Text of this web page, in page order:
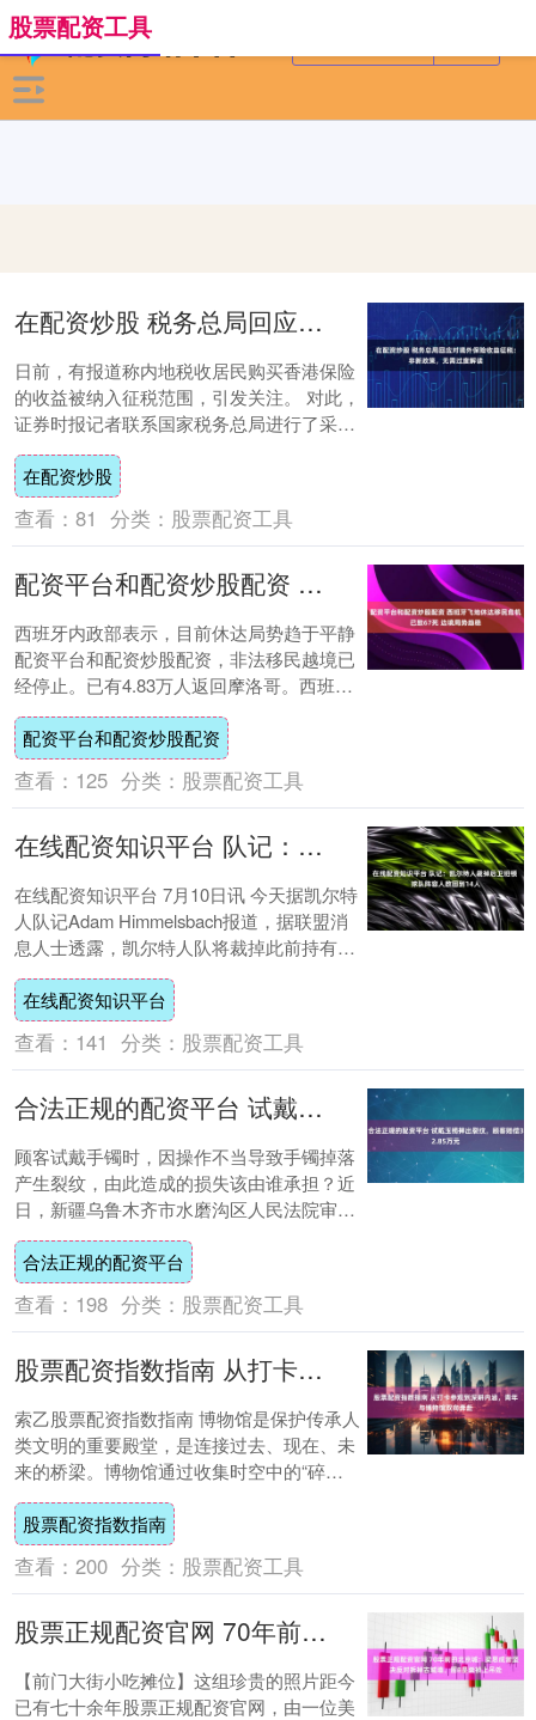
股票配资工具
在配资炒股 税务总局回应对境外保险收益征税：非新政策，无需过度解读
日前，有报道称内地税收居民购买香港保险
的收益被纳入征税范围，引发关注。 对此，
证券时报记者联系国家税务总局进行了采
访。税务总局相关司局负责人回应表示，按
照我国个....
在配资炒股
查看： 81 分类： 股票配资工具
配资平台和配资炒股配资 西班牙飞地休达移民危机已致67死 边境局势趋稳
西班牙内政部表示，目前休达局势趋于平静
配资平台和配资炒股配资，非法移民越境已
经停止。已有4.83万人返回摩洛哥。西班牙
在塔拉哈尔边境防波堤安装了海上阻拦设
施，以....
配资平台和配资炒股配资
查看： 125 分类： 股票配资工具
在线配资知识平台 队记：凯尔特人裁掉后卫班顿 球队阵容人数回到14人
在线配资知识平台 7月10日讯 今天据凯尔特
人队记Adam Himmelsbach报道，据联盟消
息人士透露，凯尔特人队将裁掉此前持有非
保障合同的后卫达拉诺·班顿....
在线配资知识平台
查看： 141 分类： 股票配资工具
合法正规的配资平台 试戴玉镯摔出裂纹，顾客赔偿32.85万元
顾客试戴手镯时，因操作不当导致手镯掉落
产生裂纹，由此造成的损失该由谁承担？近
日，新疆乌鲁木齐市水磨沟区人民法院审结
一起因试戴玉镯引发的财产损害赔偿纠纷
案。 20....
合法正规的配资平台
查看： 198 分类： 股票配资工具
股票配资指数指南 从打卡参观到深耕内涵，青年与博物馆双向奔赴
索乙股票配资指数指南 博物馆是保护传承人
类文明的重要殿堂，是连接过去、现在、未
来的桥梁。博物馆通过收集时空中的“碎
片”，可以帮助人们突破“此时此地”的限制，
连接....
股票配资指数指南
查看： 200 分类： 股票配资工具
股票正规配资官网 70年前的北京城：梁思成曾坚决反对拆掉古城墙，图8是崇祯上吊处
【前门大街小吃摊位】这组珍贵的照片距今
已有七十余年股票正规配资官网，由一位美